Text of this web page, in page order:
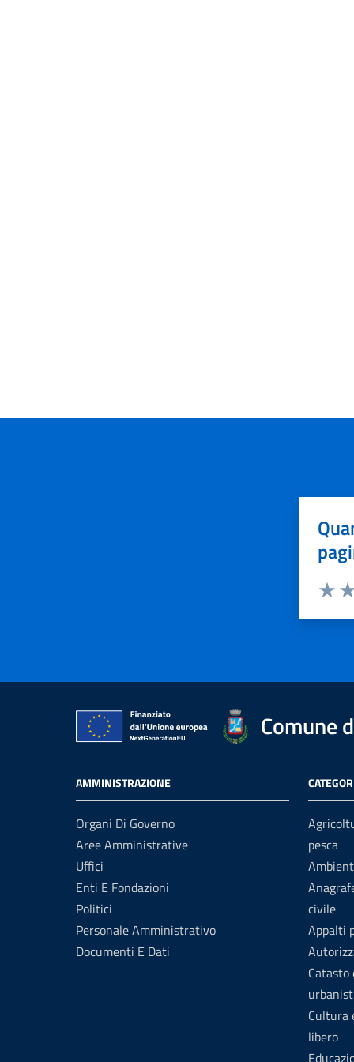
Comune
AMMINISTRAZIONE
Organi Di Governo
Aree Amministrative
Uffici
Enti E Fondazioni
Politici
Personale Amministrativo
Documenti E Dati
pesca
civile
Appalti
Catasto
Cultura
libero